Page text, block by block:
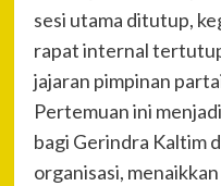
sesi utama ditutup,
rapat internal
jajaran pimpinan
Pertemuan ini
bagi Gerindra Kaltim
organisasi,